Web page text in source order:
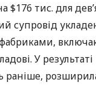
$176 тис. для
супровід
фабриками,
У
раніше,